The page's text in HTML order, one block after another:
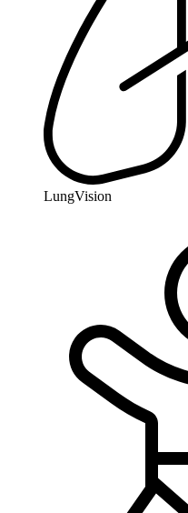
LungVision